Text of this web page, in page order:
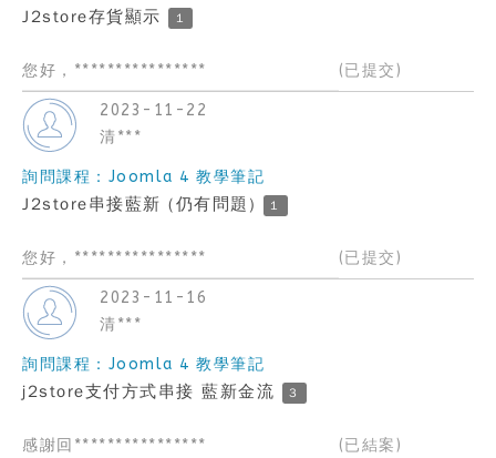
J2store存貨顯示 1
您好，**************** (已提交)
2023-11-22
清***
詢問課程：Joomla 4 教學筆記
J2store串接藍新 (仍有問題) 1
您好，**************** (已提交)
2023-11-16
清***
詢問課程：Joomla 4 教學筆記
j2store支付方式串接 藍新金流 3
感謝回**************** (已結案)